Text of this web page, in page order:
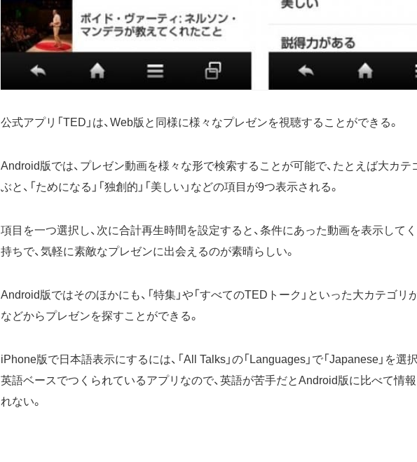
公式アプリ「TED」は、Web版と同様に様々なプレゼンを視聴することができる。
Android版では、プレゼン動画を様々な形で検索することが可能で、たとえば大カテ
ぶと、「ためになる」「独創的」「美しい」などの項目が9つ表示される。
項目を一つ選択し、次に合計再生時間を設定すると、条件にあった動画を表示して
持ちで、気軽に素敵なプレゼンに出会えるのが素晴らしい。
Android版ではそのほかにも、「特集」や「すべてのTEDトーク」といった大カテゴリ
などからプレゼンを探すことができる。
iPhone版で日本語表示にするには、「All Talks」の「Languages」で「Japanese」を選
英語ベースでつくられているアプリなので、英語が苦手だとAndroid版に比べて情
れない。